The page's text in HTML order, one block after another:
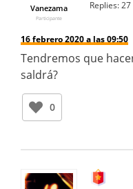
Vanezama
Participante
Replies:27
16 febrero 2020 a las 09:50
Tendremos que
saldrá?
0